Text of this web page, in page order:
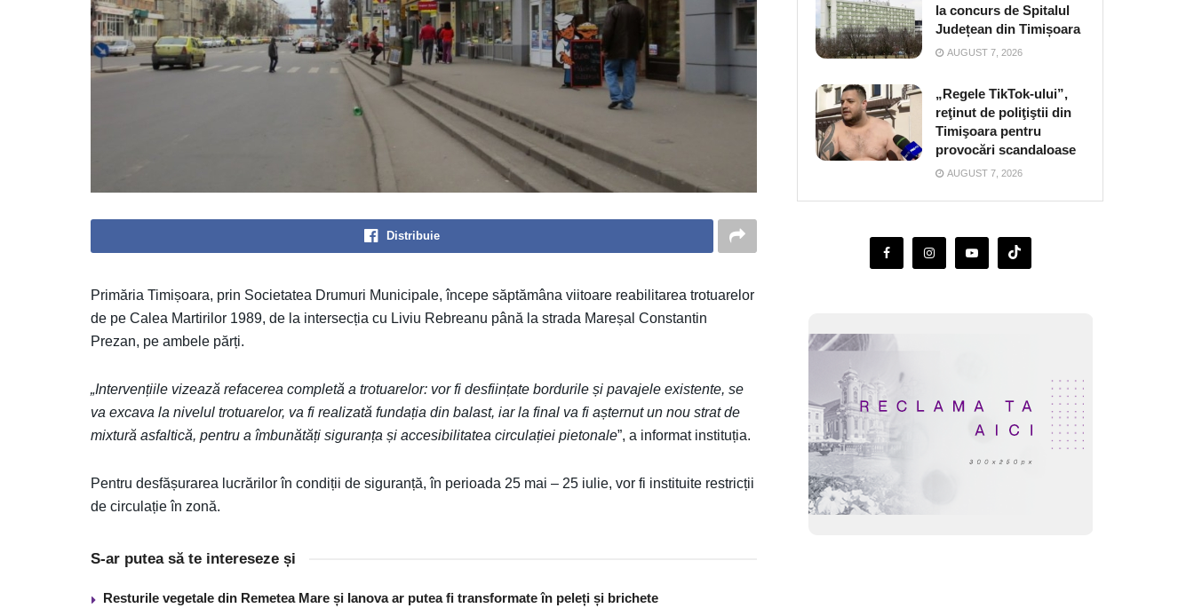
Distribuie
Primăria Timișoara, prin Societatea Drumuri Municipale, începe săptămâna viitoare reabilitarea trotuarelor
de pe Calea Martirilor 1989, de la intersecția cu Liviu Rebreanu până la strada Mareșal Constantin
Prezan, pe ambele părți.
„Intervențiile vizează refacerea completă a trotuarelor: vor fi desființate bordurile și pavajele existente, se
va excava la nivelul trotuarelor, va fi realizată fundația din balast, iar la final va fi așternut un nou strat de
mixtură asfaltică, pentru a îmbunătăți siguranța și accesibilitatea circulației pietonale”, a informat instituția.
Pentru desfășurarea lucrărilor în condiții de siguranță, în perioada 25 mai – 25 iulie, vor fi instituite restricții
de circulație în zonă.
S-ar putea să te intereseze și
Resturile vegetale din Remetea Mare și Ianova ar putea fi transformate în peleți și brichete
la concurs de Spitalul
Județean din Timișoara
AUGUST 7, 2026
„Regele TikTok-ului”,
reţinut de poliţiştii din
Timişoara pentru
provocări scandaloase
AUGUST 7, 2026